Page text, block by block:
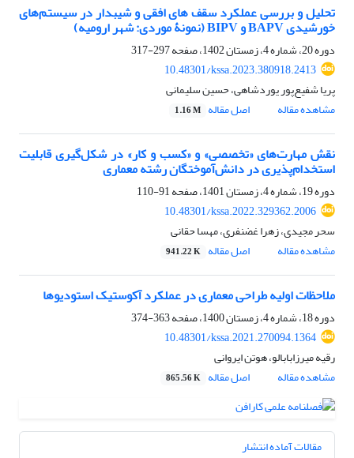
تحلیل و بررسی عملکرد سقف ‌های افقی و شیبدار در سیستم‌های
خورشیدی BAPV و BIPV (نمونۀ موردی: شهر ارومیه)
دوره 20، شماره 4، زمستان 1402، صفحه
297-317
10.48301/kssa.2023.380918.2413
پریا شفیع‌پور یوردشاهی، حسین سلیمانی
مشاهده مقاله
اصل مقاله 1.16 M
نقش مهارت‌های «تخصصی» و «کسب و کار» در شکل‌گیری قابلیت
استخدام‌پذیری در دانش‌آموختگان رشته معماری
دوره 19، شماره 4، زمستان 1401، صفحه
91-110
10.48301/kssa.2022.329362.2006
سحر مجیدی، زهرا غضنفری، مهسا حقانی
مشاهده مقاله
اصل مقاله 941.22 K
ملاحظات اولیه طراحی معماری در عملکرد آکوستیک استودیوها
دوره 18، شماره 4، زمستان 1400، صفحه
363-374
10.48301/kssa.2021.270094.1364
رقیه میرزابابالو، هوتن ایروانی
مشاهده مقاله
اصل مقاله 865.56 K
مقالات آماده انتشار